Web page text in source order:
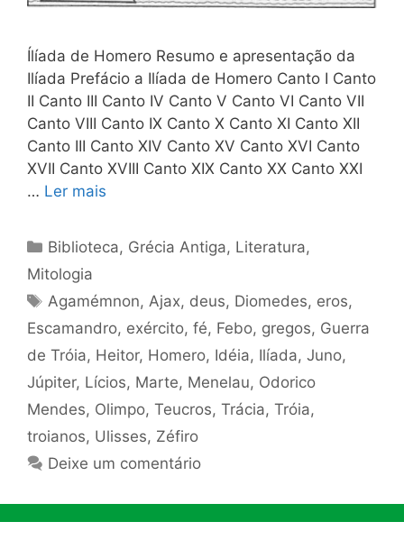
Ílíada de Homero Resumo e apresentação da
Ilíada Prefácio a Ilíada de Homero Canto I Canto
II Canto III Canto IV Canto V Canto VI Canto VII
Canto VIII Canto IX Canto X Canto XI Canto XII
Canto III Canto XIV Canto XV Canto XVI Canto
XVII Canto XVIII Canto XIX Canto XX Canto XXI
… Ler mais
Categorias
Biblioteca, Grécia Antiga, Literatura,
Mitologia
Tags
Agamémnon,Ajax, deus, Diomedes, eros,
Escamandro, exército, fé, Febo, gregos, Guerra
de Tróia, Heitor, Homero, Idéia, Ilíada, Juno,
Júpiter, Lícios, Marte, Menelau, Odorico
Mendes, Olimpo, Teucros, Trácia, Tróia,
troianos, Ulisses, Zéfiro
Deixe um comentário